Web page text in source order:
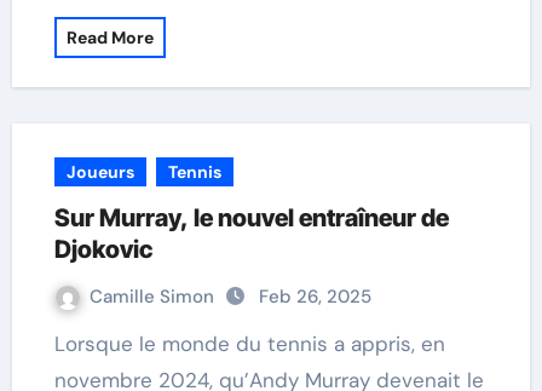
Read More
Joueurs Tennis
Sur Murray, le nouvel entraîneur de
Djokovic
Camille Simon Feb 26, 2025
Lorsque le monde du tennis a appris, en
novembre 2024, qu’Andy Murray devenait le